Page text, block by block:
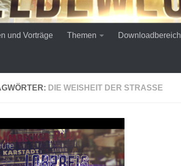
und Vorträge Themen Downloadbereich
DIE WEISHEIT DER STRASSE